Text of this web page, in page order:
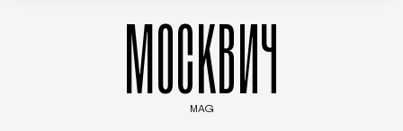
МОСКВИЧ
MAG